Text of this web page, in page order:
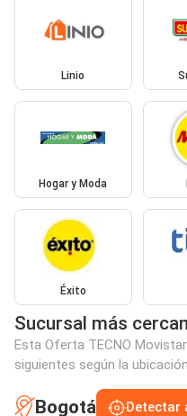
Linio
Hogar y Moda
Éxito
Sucursal más
Esta Oferta TECNO
siguientes según la
Bogotá Detectar